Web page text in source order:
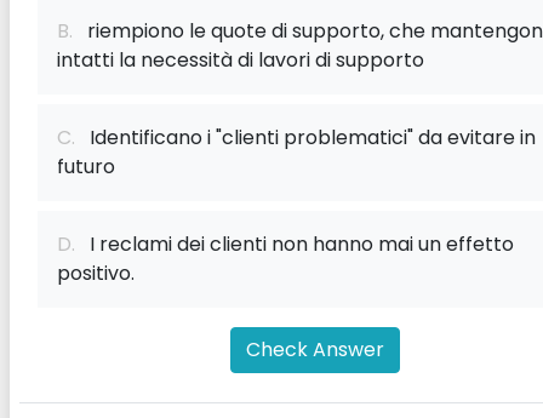
B. riempiono le quote di supporto, che
intatti la necessità di lavori di supporto
C. Identificano i "clienti problematici" da evitare in
futuro
D. I reclami dei clienti non hanno mai un effetto
positivo.
Check Answer